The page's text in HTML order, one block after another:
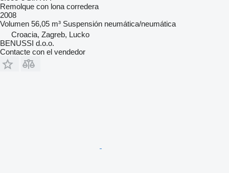
Remolque con lona corredera
2008
Volumen 56,05 m³ Suspensión neumática/neumática
Croacia, Zagreb, Lucko
BENUSSI d.o.o.
Contacte con el vendedor